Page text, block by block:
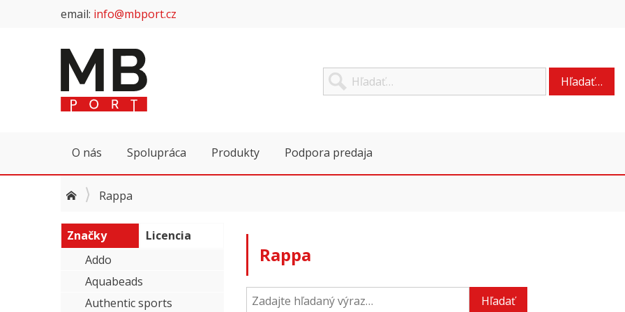
email: info@mbport.cz
Hľadať…
O nás Spolupráca Produkty Podpora predaja
Rappa
Značky
Licencia
Addo
Aquabeads
Authentic sports
Rappa
Hľadať